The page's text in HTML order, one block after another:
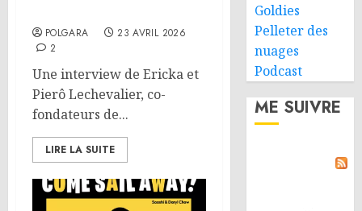
POLGARA
23 AVRIL 2026
2
Une interview de Ericka et
Pierô Lechevalier, co-
fondateurs de...
LIRE LA SUITE
Goldies
Pelleter des
nuages
Podcast
ME SUIVRE